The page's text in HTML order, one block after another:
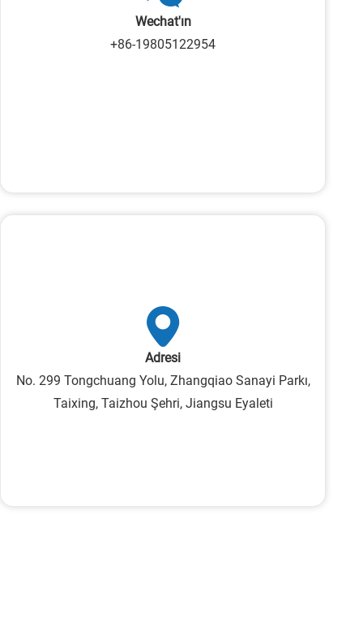
Wechat'ın
+86-19805122954
Adresi
No. 299 Tongchuang Yolu, Zhangqiao Sanayi Parkı,
Taixing, Taizhou Şehri, Jiangsu Eyaleti